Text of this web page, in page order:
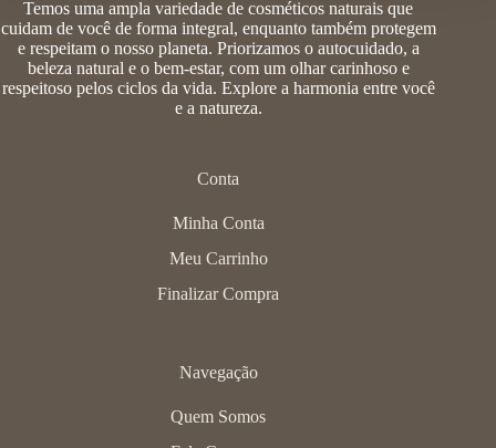
Temos uma ampla variedade de cosméticos naturais que
cuidam de você de forma integral, enquanto também protegem
e respeitam o nosso planeta. Priorizamos o autocuidado, a
beleza natural e o bem-estar, com um olhar carinhoso e
respeitoso pelos ciclos da vida. Explore a harmonia entre você
e a natureza.
Conta
Minha Conta
Meu Carrinho
Finalizar Compra
Navegação
Quem Somos